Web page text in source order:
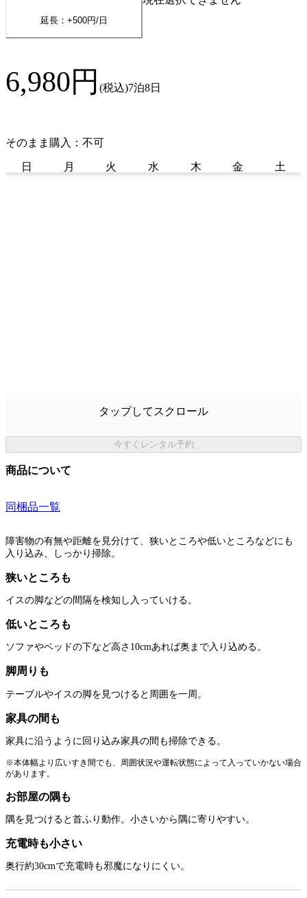
延長：+500円/日
6,980円 (税込)7泊8日
そのまま購入：不可
日 月 火 水 木 金 土
タップしてスクロール
今すぐレンタル予約
商品について
同梱品一覧
障害物の有無や距離を見分けて、狭いところや低いところなどにも
入り込み、しっかり掃除。
狭いところも
イスの脚などの間隔を検知し入っていける。
低いところも
ソファやベッドの下など高さ10cmあれば奥まで入り込める。
脚周りも
テーブルやイスの脚を見つけると周囲を一周。
家具の間も
家具に沿うように回り込み家具の間も掃除できる。
※本体幅より広いすき間でも、周囲状況や運転状態によって入っていかない場合
があります。
お部屋の隅も
隅を見つけると首ふり動作。小さいから隅に寄りやすい。
充電時も小さい
奥行約30cmで充電時も邪魔になりにくい。